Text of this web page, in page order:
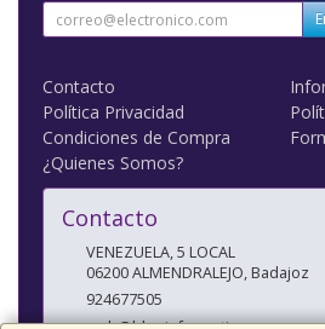
Contacto
Política Privacidad
Condiciones de Compra
¿Quienes Somos?
Contacto
VENEZUELA, 5 LOCAL
06200ALMENDRALEJO,Badajoz
924677505